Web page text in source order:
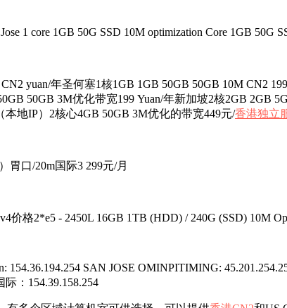
1 core 1GB 50G SSD 10M optimization Core 1GB 50G
yuan/年圣何塞1核1GB 1GB 50GB 50GB 10M CN2
50GB 3M优化带宽199 Yuan/年新加坡2核2GB 2GB
地IP）2核心4GB 50GB 3M优化的带宽449元/香港独立
胃口/20m国际3 299元/月
价格2*e5 - 2450L 16GB 1TB (HDD) / 240G (SSD) 10M
154.36.194.254 SAN JOSE OMINPITIMING:
：154.39.158.254